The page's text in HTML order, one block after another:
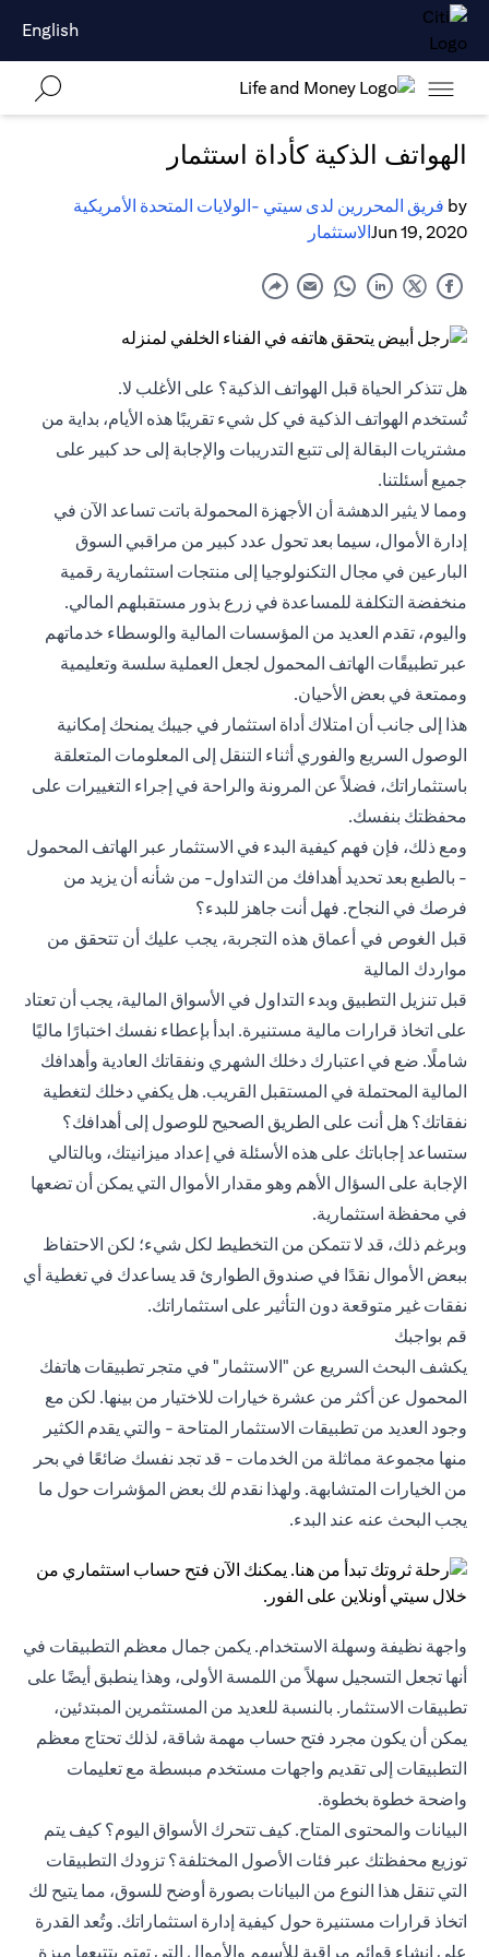
English
الهواتف الذكية كأداة استثمار
by فريق المحررين لدى سيتي -الولايات المتحدة الأمريكية
Jun 19, 2020الاستثمار
هل تتذكر الحياة قبل الهواتف الذكية؟ على الأغلب لا.
تُستخدم الهواتف الذكية في كل شيء تقريبًا هذه الأيام، بداية من
مشتريات البقالة إلى تتبع التدريبات والإجابة إلى حد كبير على
جميع أسئلتنا.
ومما لا يثير الدهشة أن الأجهزة المحمولة باتت تساعد الآن في
إدارة الأموال، سيما بعد تحول عدد كبير من مراقبي السوق
البارعين في مجال التكنولوجيا إلى منتجات استثمارية رقمية
منخفضة التكلفة للمساعدة في زرع بذور مستقبلهم المالي.
واليوم، تقدم العديد من المؤسسات المالية والوسطاء خدماتهم
عبر تطبيقًات الهاتف المحمول لجعل العملية سلسة وتعليمية
وممتعة في بعض الأحيان.
هذا إلى جانب أن امتلاك أداة استثمار في جيبك يمنحك إمكانية
الوصول السريع والفوري أثناء التنقل إلى المعلومات المتعلقة
باستثماراتك، فضلاً عن المرونة والراحة في إجراء التغييرات على
محفظتك بنفسك.
ومع ذلك، فإن فهم كيفية البدء في الاستثمار عبر الهاتف المحمول
- بالطبع بعد تحديد أهدافك من التداول- من شأنه أن يزيد من
فرصك في النجاح. فهل أنت جاهز للبدء؟
قبل الغوص في أعماق هذه التجربة، يجب عليك أن تتحقق من
مواردك المالية
قبل تنزيل التطبيق وبدء التداول في الأسواق المالية، يجب أن تعتاد
على اتخاذ قرارات مالية مستنيرة. ابدأ بإعطاء نفسك اختبارًا ماليًا
شاملًا. ضع في اعتبارك دخلك الشهري ونفقاتك العادية وأهدافك
المالية المحتملة في المستقبل القريب. هل يكفي دخلك لتغطية
نفقاتك؟ هل أنت على الطريق الصحيح للوصول إلى أهدافك؟
ستساعد إجاباتك على هذه الأسئلة في إعداد ميزانيتك، وبالتالي
الإجابة على السؤال الأهم وهو مقدار الأموال التي يمكن أن تضعها
في محفظة استثمارية.
وبرغم ذلك، قد لا تتمكن من التخطيط لكل شيء؛ لكن الاحتفاظ
ببعض الأموال نقدًا في صندوق الطوارئ قد يساعدك في تغطية أي
نفقات غير متوقعة دون التأثير على استثماراتك.
قم بواجبك
يكشف البحث السريع عن "الاستثمار" في متجر تطبيقات هاتفك
المحمول عن أكثر من عشرة خيارات للاختيار من بينها. لكن مع
وجود العديد من تطبيقات الاستثمار المتاحة - والتي يقدم الكثير
منها مجموعة مماثلة من الخدمات - قد تجد نفسك ضائعًا في بحر
من الخيارات المتشابهة. ولهذا نقدم لك بعض المؤشرات حول ما
يجب البحث عنه عند البدء.
واجهة نظيفة وسهلة الاستخدام. يكمن جمال معظم التطبيقات في
أنها تجعل التسجيل سهلاً من اللمسة الأولى، وهذا ينطبق أيضًا على
تطبيقات الاستثمار. بالنسبة للعديد من المستثمرين المبتدئين،
يمكن أن يكون مجرد فتح حساب مهمة شاقة، لذلك تحتاج معظم
التطبيقات إلى تقديم واجهات مستخدم مبسطة مع تعليمات
واضحة خطوة بخطوة.
البيانات والمحتوى المتاح. كيف تتحرك الأسواق اليوم؟ كيف يتم
توزيع محفظتك عبر فئات الأصول المختلفة؟ تزودك التطبيقات
التي تنقل هذا النوع من البيانات بصورة أوضح للسوق، مما يتيح لك
اتخاذ قرارات مستنيرة حول كيفية إدارة استثماراتك. وتُعد القدرة
على إنشاء قوائم مراقبة للأسهم والأموال التي تهتم بتتبعها ميزة